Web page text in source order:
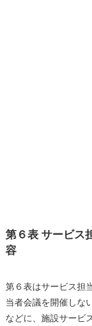
第６表 サービス
容
第６表はサービス担
当者会議を開催しな
などに、施設サービ